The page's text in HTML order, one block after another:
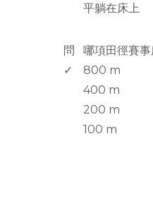
平躺在床上
問
哪項田徑賽
✓
800 m
400 m
200 m
100 m